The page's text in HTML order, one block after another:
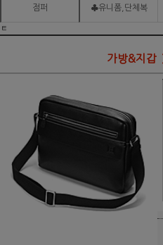
점퍼 ♣유니폼,단체복
ㅌ
가방&지갑